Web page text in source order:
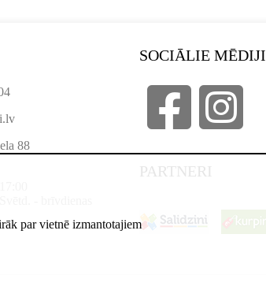
88
SOCIĀLIE MĒDIJI
PARTNERI
par vietnē izmantotajiem